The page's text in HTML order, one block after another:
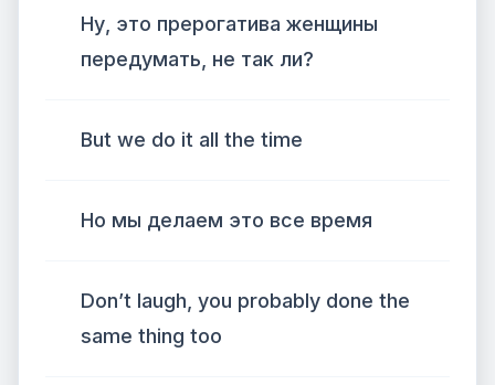
Ну, это прерогатива женщины
передумать, не так ли?
But we do it all the time
Но мы делаем это все время
Don’t laugh, you probably done the
same thing too